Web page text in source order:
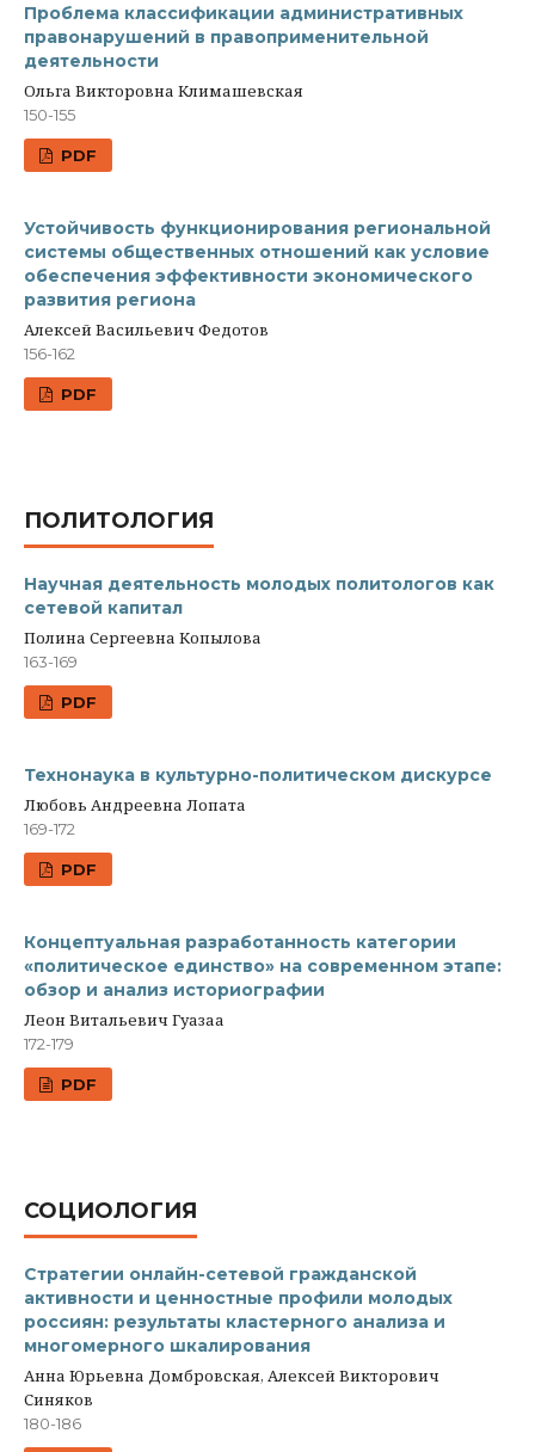
Проблема классификации административных
правонарушений в правоприменительной
деятельности
Ольга Викторовна Климашевская
150-155
PDF
Устойчивость функционирования региональной
системы общественных отношений как условие
обеспечения эффективности экономического
развития региона
Алексей Васильевич Федотов
156-162
PDF
ПОЛИТОЛОГИЯ
Научная деятельность молодых политологов как
сетевой капитал
Полина Сергеевна Копылова
163-169
PDF
Технонаука в культурно-политическом дискурсе
Любовь Андреевна Лопата
169-172
PDF
Концептуальная разработанность категории
«политическое единство» на современном этапе:
обзор и анализ историографии
Леон Витальевич Гуазаа
172-179
PDF
СОЦИОЛОГИЯ
Стратегии онлайн-сетевой гражданской
активности и ценностные профили молодых
россиян: результаты кластерного анализа и
многомерного шкалирования
Анна Юрьевна Домбровская, Алексей Викторович
Синяков
180-186